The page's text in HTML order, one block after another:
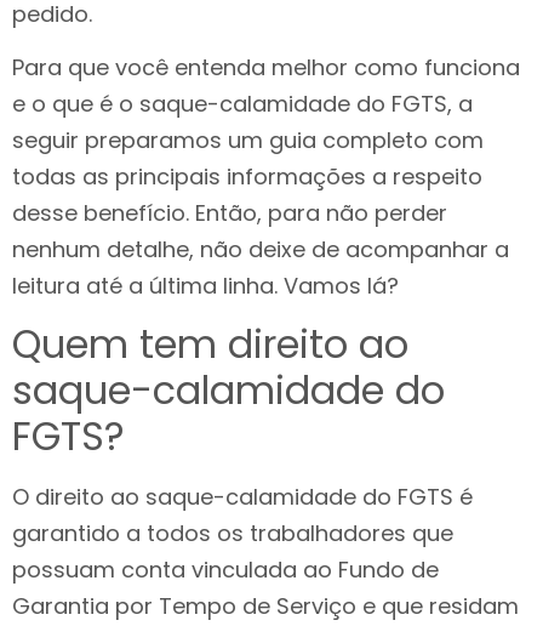
pedido.
Para que você entenda melhor como funciona
e o que é o saque-calamidade do FGTS, a
seguir preparamos um guia completo com
todas as principais informações a respeito
desse benefício. Então, para não perder
nenhum detalhe, não deixe de acompanhar a
leitura até a última linha. Vamos lá?
Quem tem direito ao
saque-calamidade do
FGTS?
O direito ao saque-calamidade do FGTS é
garantido a todos os trabalhadores que
possuam conta vinculada ao Fundo de
Garantia por Tempo de Serviço e que residam